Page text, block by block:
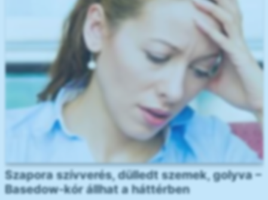
Szapora szívverés, dülledt szemek, golyva –
Basedow-kór állhat a háttérben